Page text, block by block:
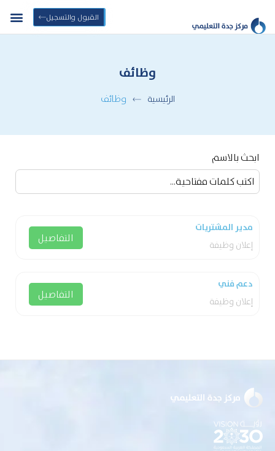
القبول والتسجيل
وظائف
الرئيسية وظائف
ابحث بالاسم
مدير المشتريات
إعلان وظيفة
التفاصيل
دعم فني
إعلان وظيفة
التفاصيل